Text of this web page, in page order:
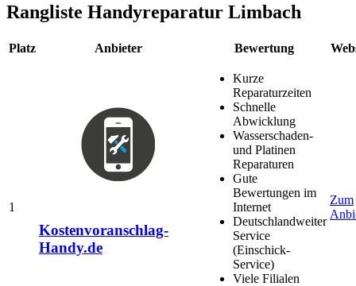
Rangliste Handyreparatur Limbach
Platz Anbieter Bewertung
1
Kostenvoranschlag-
Handy.de
Kurze
Reparaturzeiten
Schnelle
Abwicklung
Wasserschaden-
und Platinen
Reparaturen
Gute
Bewertungen im
Internet
Deutschlandweiter
Service
(Einschick-
Service)
Viele Filialen
Zum